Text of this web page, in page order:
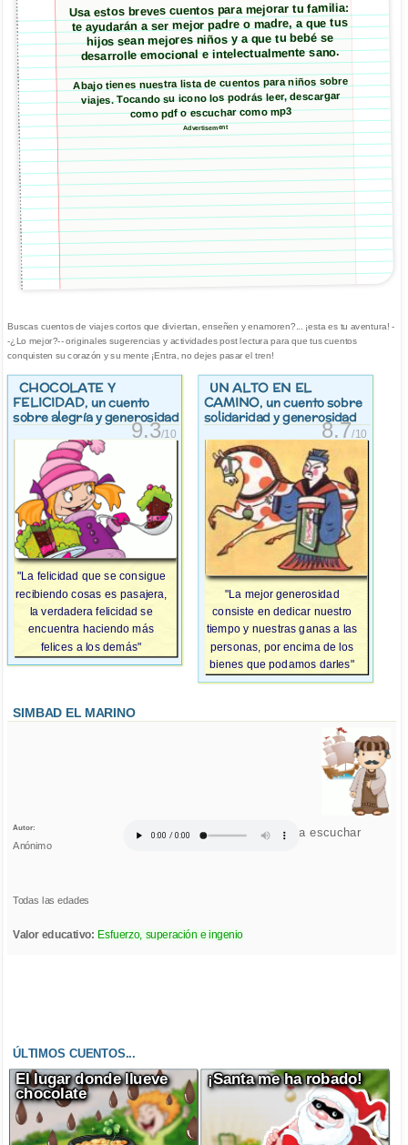
Usa estos breves cuentos para mejorar tu familia:
te ayudarán a ser mejor padre o madre, a que tus
hijos sean mejores niños y a que tu bebé se
desarrolle emocional e intelectualmente sano.
Abajo tienes nuestra lista de cuentos para niños sobre
viajes. Tocando su icono los podrás leer, descargar
como pdf o escuchar como mp3
Advertisement
Buscas cuentos de viajes cortos que diviertan, enseñen y enamoren?... ¡esta es tu aventura! -
-¿Lo mejor?-- originales sugerencias y actividades post lectura para que tus cuentos
conquisten su corazón y su mente ¡Entra, no dejes pasar el tren!
CHOCOLATE Y
FELICIDAD, un cuento
sobre alegría y generosidad
9.3/10
"La felicidad que se consigue
recibiendo cosas es pasajera,
la verdadera felicidad se
encuentra haciendo más
felices a los demás"
UN ALTO EN EL
CAMINO, un cuento sobre
solidaridad y generosidad
8.7/10
"La mejor generosidad
consiste en dedicar nuestro
tiempo y nuestras ganas a las
personas, por encima de los
bienes que podamos darles"
SIMBAD EL MARINO
Click para escuchar
Autor:
Anónimo
Todas las edades
Valor educativo: Esfuerzo, superación e ingenio
ÚLTIMOS CUENTOS...
El lugar donde llueve
chocolate
¡Santa me ha robado!